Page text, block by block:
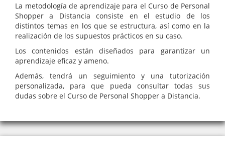
La metodología de aprendizaje para el Curso de Personal
Shopper a Distancia consiste en el estudio de los
distintos temas en los que se estructura, así como en la
realización de los supuestos prácticos en su caso.
Los contenidos están diseñados para garantizar un
aprendizaje eficaz y ameno.
Además, tendrá un seguimiento y una tutorización
personalizada, para que pueda consultar todas sus
dudas sobre el Curso de Personal Shopper a Distancia.